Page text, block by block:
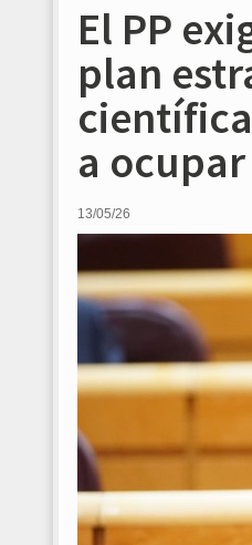
El PP
plan
a
13/05/26